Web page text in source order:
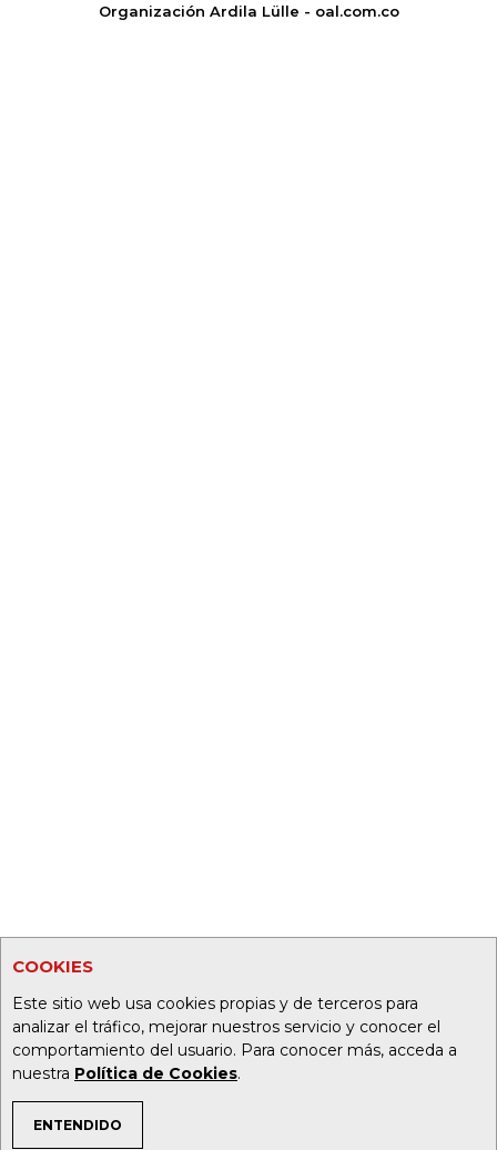
COOKIES
Este sitio web usa cookies propias y de terceros para
analizar el tráfico, mejorar nuestros servicio y conocer el
comportamiento del usuario. Para conocer más, acceda a
nuestra Política de Cookies.
ENTENDIDO
TEMAS DE INTERÉS
Organización Ardila Lülle - oal.com.co